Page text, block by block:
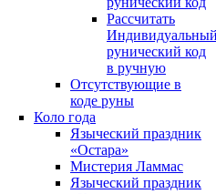
Рассчитать
рунический код
в ручную
Отсутствующие в
коде руны
Коло года
Языческий праздник
«Остара»
Мистерия Ламмас
Языческий праздник